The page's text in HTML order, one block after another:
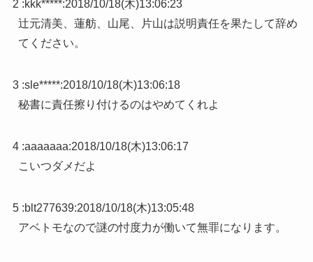
2 :kkk*****:2018/10/18(木)13:06:23
辻元清美、蓮舫、山尾、片山は説明責任を果たして辞め
てください。
3 :sle*****:2018/10/18(木)13:06:18
秘書に責任擦り付けるのはやめてくれよ
4 :aaaaaaa:2018/10/18(木)13:06:17
こいつダメだよ
5 :blt277639:2018/10/18(木)13:05:48
アベトモなので謎の忖度力が働いて無罪になります。